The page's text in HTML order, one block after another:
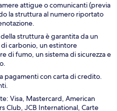
attigue o comunicanti (previa
la struttura al numero riportato
struttura è garantita da un
carbonio, un estintore
di fumo, un sistema di sicurezza e
pagamenti con carta di credito.
Visa, Mastercard, American
Club, JCB International, Carte